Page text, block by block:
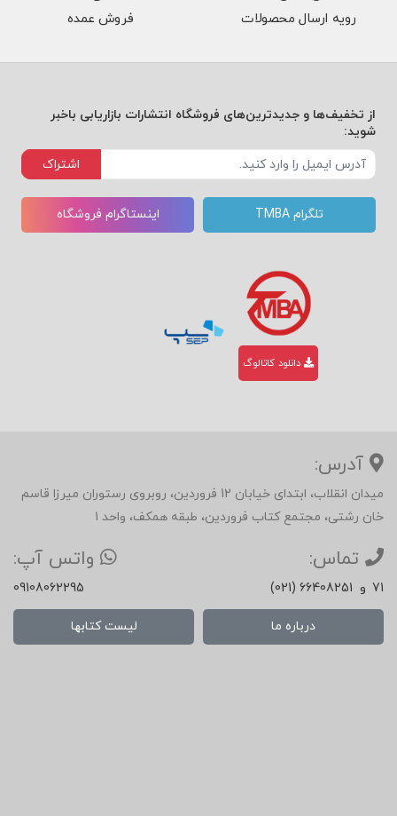
رویه ارسال محصولات فروش عمده
از تخفیف‌ها و جدیدترین‌های فروشگاه انتشارات بازاریابی باخبر
شوید:
اشتراک
تلگرام TMBA اینستاگرام فروشگاه
دانلود کاتالوگ
آدرس:
میدان انقلاب، ابتدای خیابان 12 فروردین، روبروی رستوران میرزا قاسم
خان رشتی، مجتمع کتاب فروردین، طبقه همکف، واحد 1
تماس:
(021) 66408251 و 71
واتس آپ:
09108062295
درباره ما لیست کتابها